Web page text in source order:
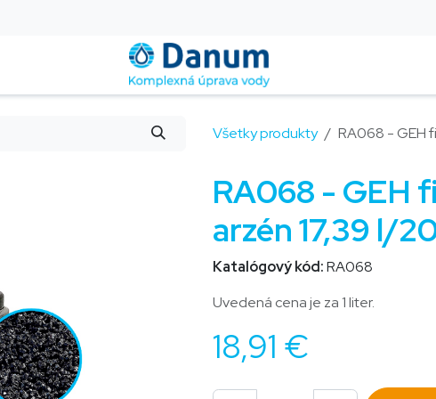
Všetky produkty RA068 - GEH
RA068 - GEH
arzén 17,39 l/
Katalógový kód:RA068
Uvedená cena je za 1 liter.
18,91 €